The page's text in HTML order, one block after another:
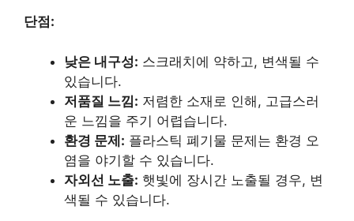
단점:
낮은 내구성: 스크래치에 약하고, 변색될 수
있습니다.
저품질 느낌: 저렴한 소재로 인해, 고급스러
운 느낌을 주기 어렵습니다.
환경 문제: 플라스틱 폐기물 문제는 환경 오
염을 야기할 수 있습니다.
자외선 노출: 햇빛에 장시간 노출될 경우, 변
색될 수 있습니다.